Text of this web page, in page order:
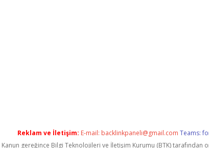
Reklam ve İletişim: E-mail: backlinkpaneli@gmail.com Teams:
Kanun gereğince Bilgi Teknolojileri ve İletişim Kurumu (BTK)